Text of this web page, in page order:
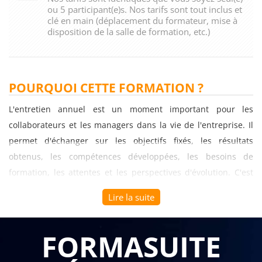
ou 5 participant(e)s. Nos tarifs sont tout inclus et
clé en main (déplacement du formateur, mise à
disposition de la salle de formation, etc.)
POURQUOI CETTE FORMATION ?
L'entretien annuel est un moment important pour les
collaborateurs et les managers dans la vie de l'entreprise. Il
permet d'échanger sur les objectifs fixés, les résultats
obtenus, les compétences développées, les besoins de
formation, les attentes et les perspectives d'évolution. C'est
donc un outil clé de la gestion des ressources humaines qui
contribue à la performance individuelle et collective de
l'entreprise.
Cependant, pour que l'entretien annuel soit efficace, il doit
Lire la suite
FORMASUITE